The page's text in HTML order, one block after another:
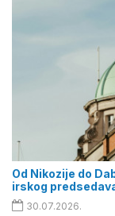
Od Nikozije do
irskog
30.07.2026.